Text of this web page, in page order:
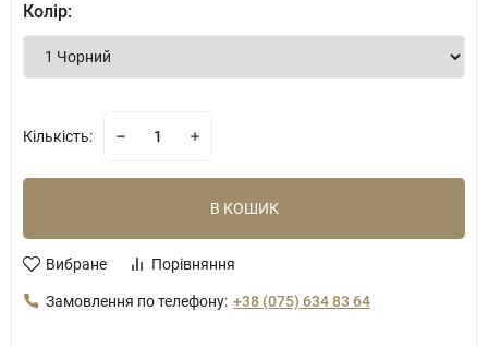
Колір:
Кількість:
В КОШИК
Вибране Порівняння
Замовлення по телефону: +38 (075) 634 83 64